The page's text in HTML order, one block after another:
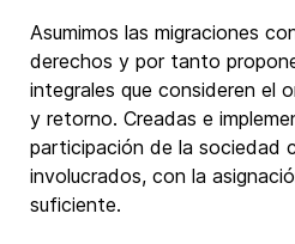
Asumimos las migraciones
derechos y por tanto
integrales que consideren el
y retorno. Creadas e
participación de la sociedad
involucrados, con la
suficiente.